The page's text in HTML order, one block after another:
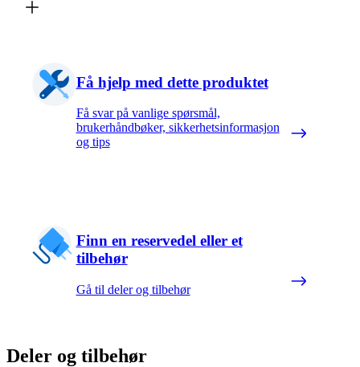
Få hjelp med dette produktet
Få svar på vanlige spørsmål,
brukerhåndbøker, sikkerhetsinformasjon
og tips
Finn en reservedel eller et
tilbehør
Gå til deler og tilbehør
Deler og tilbehør